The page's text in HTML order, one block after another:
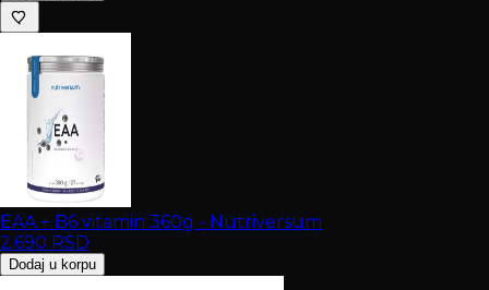
EAA + B6 vitamin 360g - Nutriversum
2.690 RSD
Dodaj u korpu